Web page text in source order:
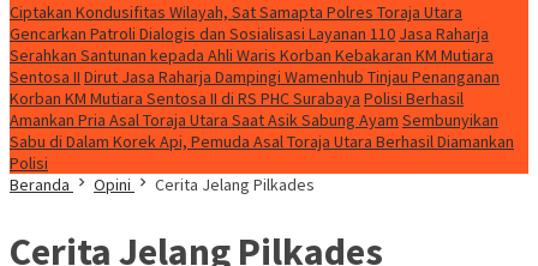
Ciptakan Kondusifitas Wilayah, Sat Samapta Polres Toraja Utara
Gencarkan Patroli Dialogis dan Sosialisasi Layanan 110 Jasa Raharja
Serahkan Santunan kepada Ahli Waris Korban Kebakaran KM Mutiara
Sentosa II Dirut Jasa Raharja Dampingi Wamenhub Tinjau Penanganan
Korban KM Mutiara Sentosa II di RS PHC Surabaya Polisi Berhasil
Amankan Pria Asal Toraja Utara Saat Asik Sabung Ayam Sembunyikan
Sabu di Dalam Korek Api, Pemuda Asal Toraja Utara Berhasil Diamankan
Polisi
Beranda
Opini Cerita Jelang Pilkades
Cerita Jelang Pilkades